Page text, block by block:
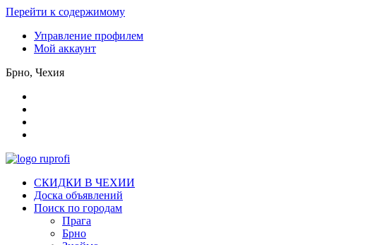
Перейти к содержимому
Управление профилем
Мой аккаунт
Брно, Чехия
СКИДКИ В ЧЕХИИ
Доска объявлений
Поиск по городам
Прага
Брно